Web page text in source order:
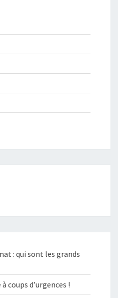
: qui sont les grands
coups d’urgences !